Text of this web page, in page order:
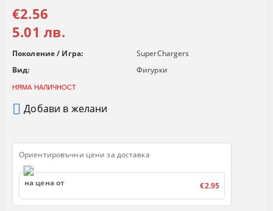
€2.56
5.01 лв.
Поколение / Игра:
SuperChargers
Вид:
Фигурки
НЯМА НАЛИЧНОСТ
Добави в желани
Ориентировъчни цени за доставка
на цена от €2.95